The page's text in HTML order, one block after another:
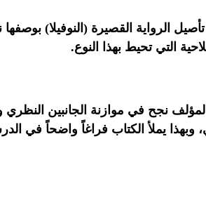
الرواية القصيرة (النوفيلا)
التي تحيط بهذا النوع.
نجح في موازنة الجانبين
وبهذا يملأ الكتاب فراغاً واضحاً في